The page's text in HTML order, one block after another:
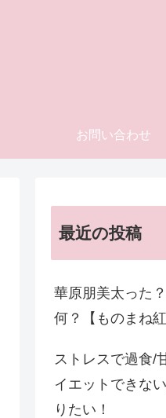
お問い合わせ
最近の投稿
華原朋美太った
何？【ものまね紅
ストレスで過食/
イエットできな
りたい！